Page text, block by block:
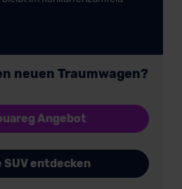
ausschließlich auf der
(Art. 46 Abs. 2 lit. c
Ihre Einwilligung freiwillig
Sie über den Kontakt zu
unter
anfordern.
neuen Traumwagen?
Angebot
SUV entdecken